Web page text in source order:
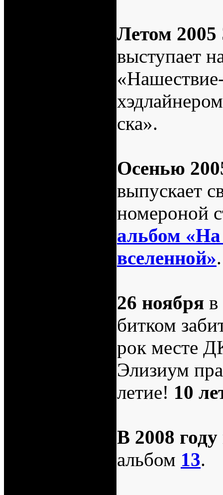
Летом 2005
выступает
ска».
Осенью
выпускает
номероной
альбом
вселенной».
26 ноября
битком
рок месте
Элизиум
летие! 10
В 2008 году
альбом 13.